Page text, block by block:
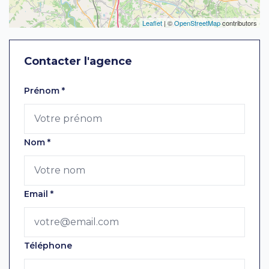
Leaflet | ©OpenStreetMapcontributors
Contacter l'agence
Laissez ce champ vide
Prénom *
Nom *
Email *
Téléphone